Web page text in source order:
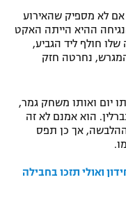
אם לא מספיק שהאירוע
ההיא הייתה האקט
שלו חולף ליד הגביע,
נחרטה חזק
יום ואותו משחק גמר,
הוא אמנם לא זה
לחדר ההלבשה, אך כן תפס
ואולי תזכו בחבילה